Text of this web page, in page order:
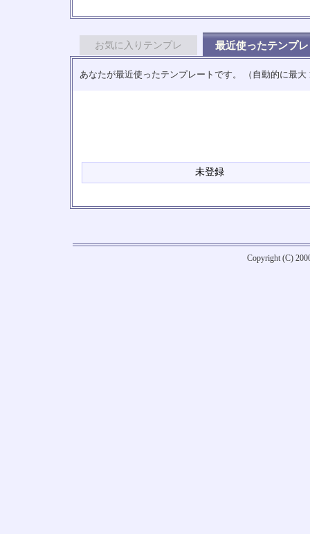
お気に入りテンプレ 最近使ったテンプレ
あなたが最近使ったテンプレートです。 （自動的に
未登録
Copyright (C)